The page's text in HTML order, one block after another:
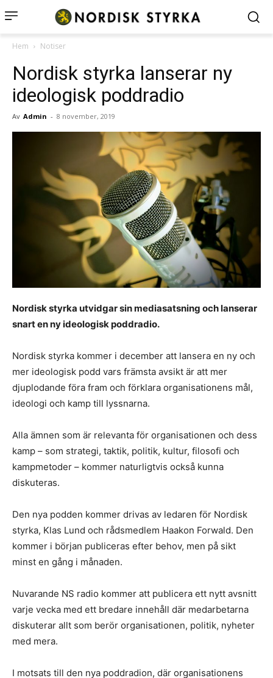
Hem Notiser
Nordisk styrka lanserar ny
ideologisk poddradio
Av Admin - 8 november, 2019
Nordisk styrka utvidgar sin mediasatsning och lanserar
snart en ny ideologisk poddradio.
Nordisk styrka kommer i december att lansera en ny och
mer ideologisk podd vars främsta avsikt är att mer
djuplodande föra fram och förklara organisationens mål,
ideologi och kamp till lyssnarna.
Alla ämnen som är relevanta för organisationen och dess
kamp – som strategi, taktik, politik, kultur, filosofi och
kampmetoder – kommer naturligtvis också kunna
diskuteras.
Den nya podden kommer drivas av ledaren för Nordisk
styrka, Klas Lund och rådsmedlem Haakon Forwald. Den
kommer i början publiceras efter behov, men på sikt
minst en gång i månaden.
Nuvarande NS radio kommer att publicera ett nytt avsnitt
varje vecka med ett bredare innehåll där medarbetarna
diskuterar allt som berör organisationen, politik, nyheter
med mera.
I motsats till den nya poddradion, där organisationens